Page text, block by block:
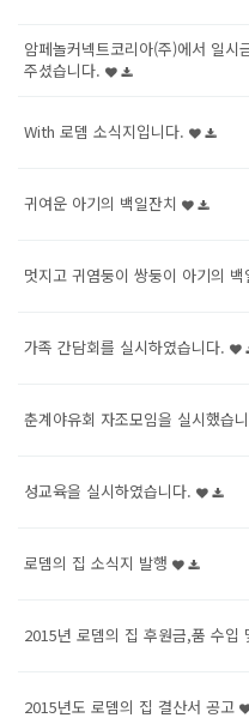
암페놀커넥트코리아(주)에서 일시
주셨습니다.
With 로뎀 소식지입니다.
귀여운 아기의 백일잔치
멋지고 귀염둥이 쌍둥이 아기의 백
가족 간담회를 실시하였습니다.
춘계야유회 자조모임을 실시했습
성교육을 실시하였습니다.
로뎀의 집 소식지 발행
2015년 로뎀의 집 후원금,품 수입
2015년도 로뎀의 집 결산서 공고